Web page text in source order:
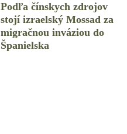
Podľa čínskych zdrojov
stojí izraelský Mossad za
migračnou inváziou do
Španielska